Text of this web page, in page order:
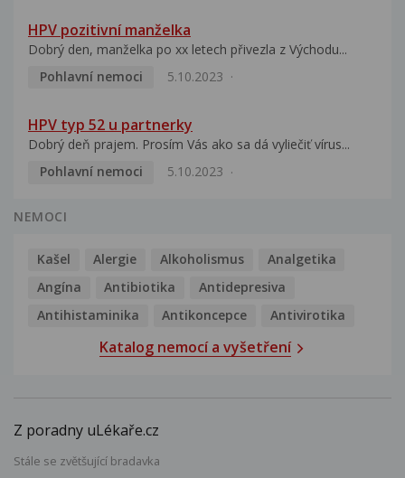
HPV pozitivní manželka
Dobrý den, manželka po xx letech přivezla z Východu...
Pohlavní nemoci
5.10.2023
HPV typ 52 u partnerky
Dobrý deň prajem. Prosím Vás ako sa dá vyliečiť vírus...
Pohlavní nemoci
5.10.2023
NEMOCI
Kašel Alergie Alkoholismus
Analgetika
Angína
Antibiotika
Antidepresiva
Antihistaminika
Antikoncepce Antivirotika
Katalog nemocí a vyšetření
Z poradny uLékaře.cz
Stále se zvětšující bradavka